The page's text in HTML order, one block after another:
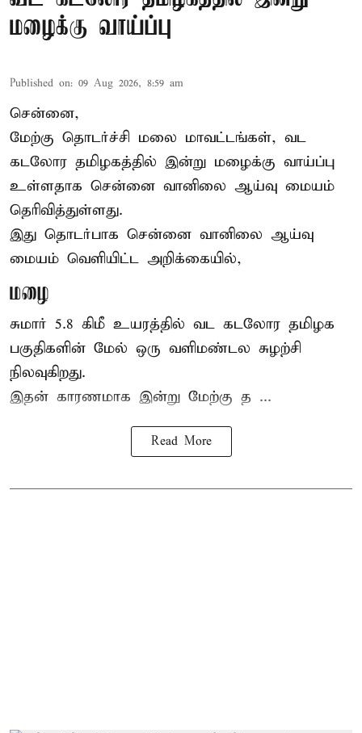
மழைக்கு வாய்ப்பு
Published on: 09 Aug 2026, 8:59 am
சென்னை,
மேற்கு தொடர்ச்சி மலை மாவட்டங்கள், வட
கடலோர தமிழகத்தில் இன்று மழைக்கு வாய்ப்பு
உள்ளதாக சென்னை வானிலை ஆய்வு மையம்
தெரிவித்துள்ளது.
இது தொடர்பாக சென்னை வானிலை ஆய்வு
மையம் வெளியிட்ட அறிக்கையில்,
மழை
சுமார் 5.8 கிமீ உயரத்தில் வட கடலோர தமிழக
பகுதிகளின் மேல் ஒரு வளிமண்டல சுழற்சி
நிலவுகிறது.
இதன் காரணமாக இன்று மேற்கு த ...
Read More